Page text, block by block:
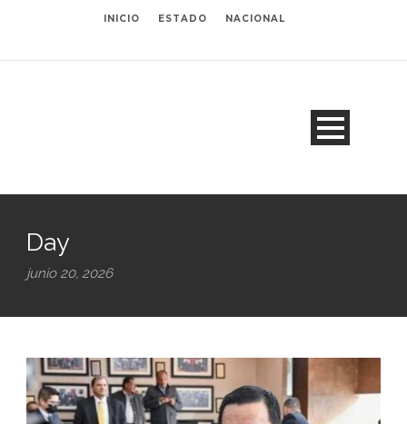
INICIO ESTADO NACIONAL
Day
junio 20, 2026